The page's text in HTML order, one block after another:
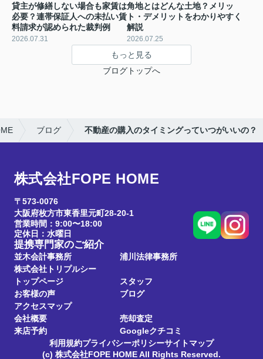
貸主が修繕しない場合も家賃は
必要？連帯保証人への未払い賃
料請求が認められた裁判例
2026.07.31
角地とはどんな土地？メリッ
ト・デメリットをわかりやすく
解説
2026.07.25
もっと見る
ブログトップへ
ブログ 不動産の購入のタイミングっていつがいいの？
株式会社FOPE HOME
〒573-0076
大阪府枚方市東香里元町28-20-1
営業時間：9:00〜18:00
定休日：水曜日
提携専門家のご紹介
並木会計事務所
浦川法律事務所
株式会社トリプルシー
トップページ
スタッフ
お客様の声
ブログ
アクセスマップ
会社概要
売却査定
来店予約
Googleクチコミ
利用規約プライバシーポリシーサイトマップ
(c) 株式会社FOPE HOME All Rights Reserved.